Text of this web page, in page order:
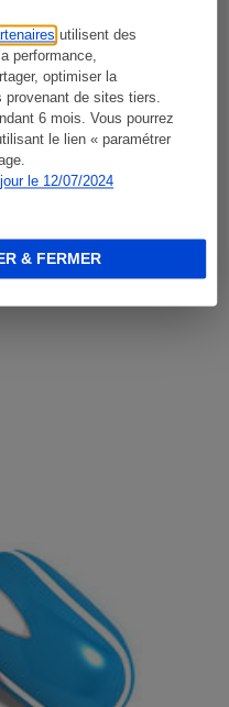
utilisent des
performance,
optimiser la
provenant de sites tiers.
6 mois. Vous pourrez
le lien « paramétrer
le 12/07/2024
& FERMER
CoffeeB (vidéo)